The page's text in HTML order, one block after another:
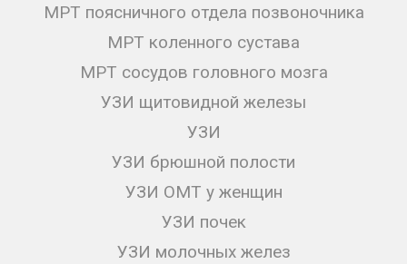
МРТ поясничного отдела позвоночника
МРТ коленного сустава
МРТ сосудов головного мозга
УЗИ щитовидной железы
УЗИ
УЗИ брюшной полости
УЗИ ОМТ у женщин
УЗИ почек
УЗИ молочных желез